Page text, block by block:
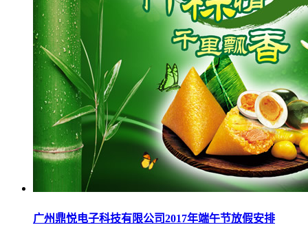
广州鼎悦电子科技有限公司2017年端午节放假安排